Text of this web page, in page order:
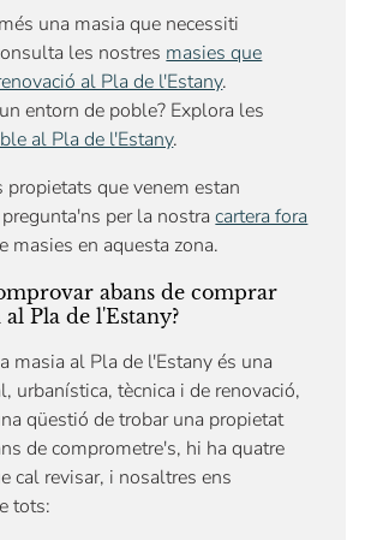
una masia que necessiti
les nostres masies que
al Pla de l'Estany.
entorn de poble? Explora les
al Pla de l'Estany.
propietats que venem estan
per la nostracartera fora
masies en aquesta zona.
abans de comprar
Pla de l'Estany?
masia al Pla de l'Estany és una
urbanística, tècnica i de renovació,
qüestió de trobar una propietat
de comprometre's, hi ha quatre
cal revisar, i nosaltres ens
tots: